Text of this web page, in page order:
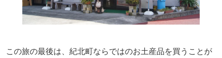
この旅の最後は、紀北町ならではのお土産品を買うことが